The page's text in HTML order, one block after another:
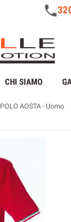
CHI SIAMO
POLO AOSTA - Uomo